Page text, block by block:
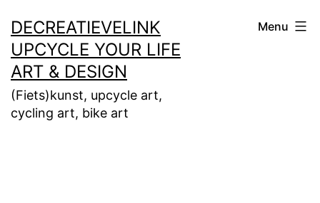
naar
de
inhoud
DECREATIEVELINK
UPCYCLE YOUR LIFE
ART & DESIGN
(Fiets)kunst, upcycle art,
cycling art, bike art
Menu